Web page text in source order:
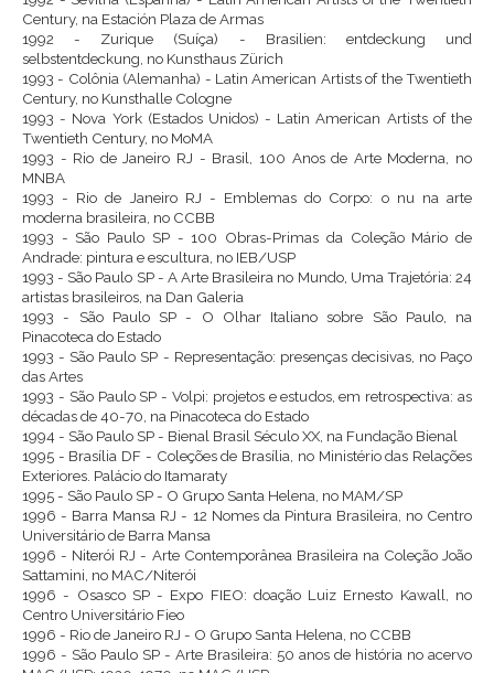
Century, na Estación Plaza de Armas
1992 - Zurique (Suíça) - Brasilien: entdeckung und
selbstentdeckung, no Kunsthaus Zürich
1993 - Colônia (Alemanha) - Latin American Artists of the Twentieth
Century, no Kunsthalle Cologne
1993 - Nova York (Estados Unidos) - Latin American Artists of the
Twentieth Century, no MoMA
1993 - Rio de Janeiro RJ - Brasil, 100 Anos de Arte Moderna, no
MNBA
1993 - Rio de Janeiro RJ - Emblemas do Corpo: o nu na arte
moderna brasileira, no CCBB
1993 - São Paulo SP - 100 Obras-Primas da Coleção Mário de
Andrade: pintura e escultura, no IEB/USP
1993 - São Paulo SP - A Arte Brasileira no Mundo, Uma Trajetória: 24
artistas brasileiros, na Dan Galeria
1993 - São Paulo SP - O Olhar Italiano sobre São Paulo, na
Pinacoteca do Estado
1993 - São Paulo SP - Representação: presenças decisivas, no Paço
das Artes
1993 - São Paulo SP - Volpi: projetos e estudos, em retrospectiva: as
décadas de 40-70, na Pinacoteca do Estado
1994 - São Paulo SP - Bienal Brasil Século XX, na Fundação Bienal
1995 - Brasília DF - Coleções de Brasília, no Ministério das Relações
Exteriores. Palácio do Itamaraty
1995 - São Paulo SP - O Grupo Santa Helena, no MAM/SP
1996 - Barra Mansa RJ - 12 Nomes da Pintura Brasileira, no Centro
Universitário de Barra Mansa
1996 - Niterói RJ - Arte Contemporânea Brasileira na Coleção João
Sattamini, no MAC/Niterói
1996 - Osasco SP - Expo FIEO: doação Luiz Ernesto Kawall, no
Centro Universitário Fieo
1996 - Rio de Janeiro RJ - O Grupo Santa Helena, no CCBB
1996 - São Paulo SP - Arte Brasileira: 50 anos de história no acervo